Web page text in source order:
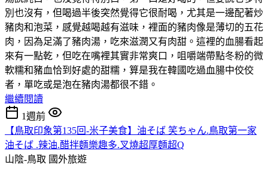
別也沒有，但喝過半後突然覺得它很耐喝，尤其是一邊配著炒
豬肉和泡菜，感覺越喝越有滋味，裡面的豬肉像是薄切的五花
肉，因為足滿了豬肉湯，吃來滋潤又有肉甜。這裡的血腸看起
來有一點乾，但吃在嘴裡其實非常爽口，咀嚼端帶點冬粉的微
軟糯和豬血恰到好處的甜糯，算是我在韓國吃過血腸中佼佼
者，單吃或是泡在豬肉湯都很不錯。
繼續閱讀
1週前
【鳥取印象第135回-米子美食】油そば 笑ちゃん.鳥取第一家
油そば .辣油.醋拌麵樂趣多.叉燒超厚麵超Q
山陰-鳥取 國外旅遊